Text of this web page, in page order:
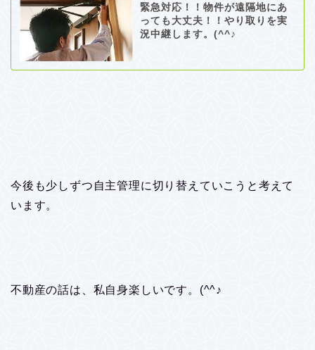
緊急対応！！物件が遠隔地にあ
っても大丈夫！！やり取りを実
況中継します。(^^♪
今後も少しずつ自主管理に切り替えていこうと考えて
います。
不動産の話は、私自身楽しいです。(^^♪